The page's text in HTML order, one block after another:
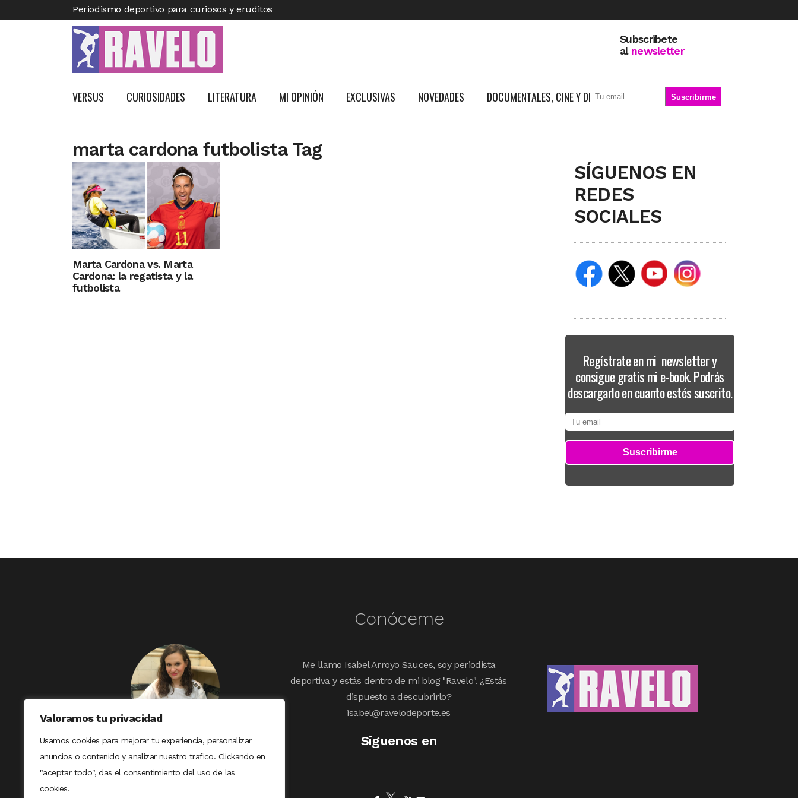
Valoramos tu privacidad
Usamos cookies para mejorar tu experiencia, personalizar
anuncios o contenido y analizar nuestro trafico. Clickando en
"aceptar todo", das el consentimiento del uso de las
cookies.
Periodismo deportivo para curiosos y eruditos
Subscribete
al newsletter
VERSUS CURIOSIDADES LITERATURA MI OPINIÓN EXCLUSIVAS NOVEDADES DOCUMENTALES, CINE Y DEPORTE SOBRE MÍ
marta cardona futbolista Tag
Marta Cardona vs. Marta
Cardona: la regatista y la
futbolista
SÍGUENOS EN
REDES
SOCIALES
Regístrate en mi newsletter y
consigue gratis mi e-book. Podrás
descargarlo en cuanto estés suscrito.
Conóceme
Me llamo Isabel Arroyo Sauces, soy periodista
deportiva y estás dentro de mi blog "Ravelo". ¿Estás
dispuesto a descubrirlo?
isabel@ravelodeporte.es
Siguenos en